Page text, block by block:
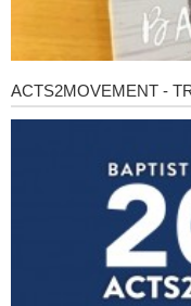
Acts2Movement
ACTS2MOVEMENT -